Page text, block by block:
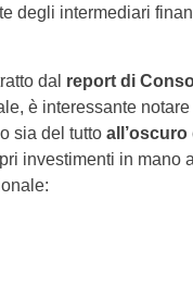
degli intermediari
dal report di
è interessante
sia del tutto
investimenti in mano